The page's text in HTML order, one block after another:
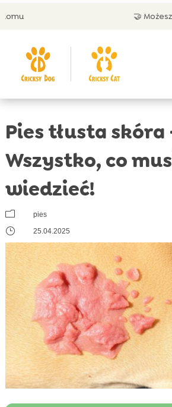
🤝 Możesz zapłacić przy
Pies tłusta skóra
Wszystko, co
wiedzieć!
m pies
} 25.04.2025